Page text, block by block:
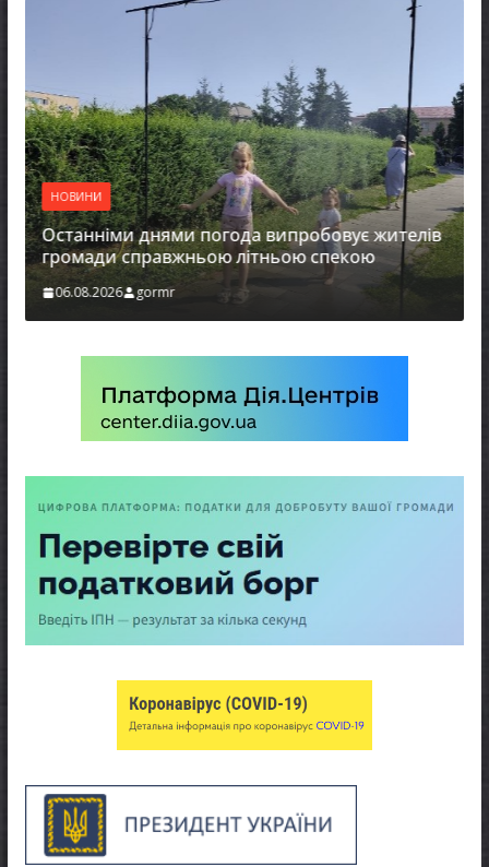
НОВИНИ
Останніми днями погода випробовує жителів
громади справжньою літньою спекою
06.08.2026 gormr